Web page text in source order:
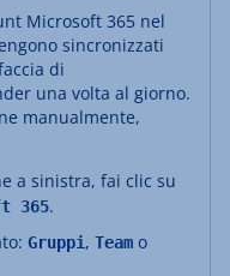
Microsoft 365 nel
sincronizzati
di
una volta al giorno.
manualmente,
a sinistra, fai clic su
365.
Gruppi, Team o